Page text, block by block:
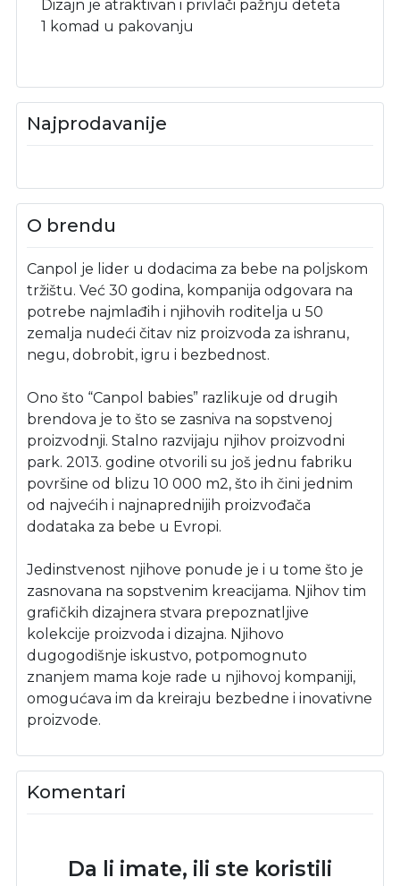
Dizajn je atraktivan i privlači pažnju deteta
1 komad u pakovanju
Najprodavanije
O brendu
Canpol je lider u dodacima za bebe na poljskom
tržištu. Već 30 godina, kompanija odgovara na
potrebe najmlađih i njihovih roditelja u 50
zemalja nudeći čitav niz proizvoda za ishranu,
negu, dobrobit, igru i bezbednost.
Ono što “Canpol babies” razlikuje od drugih
brendova je to što se zasniva na sopstvenoj
proizvodnji. Stalno razvijaju njihov proizvodni
park. 2013. godine otvorili su još jednu fabriku
površine od blizu 10 000 m2, što ih čini jednim
od najvećih i najnaprednijih proizvođača
dodataka za bebe u Evropi.
Jedinstvenost njihove ponude je i u tome što je
zasnovana na sopstvenim kreacijama. Njihov tim
grafičkih dizajnera stvara prepoznatljive
kolekcije proizvoda i dizajna. Njihovo
dugogodišnje iskustvo, potpomognuto
znanjem mama koje rade u njihovoj kompaniji,
omogućava im da kreiraju bezbedne i inovativne
proizvode.
Komentari
Da li imate, ili ste koristili